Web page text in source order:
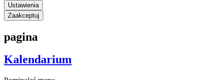
Ustawienia
Zaakceptuj
pagina
Kalendarium